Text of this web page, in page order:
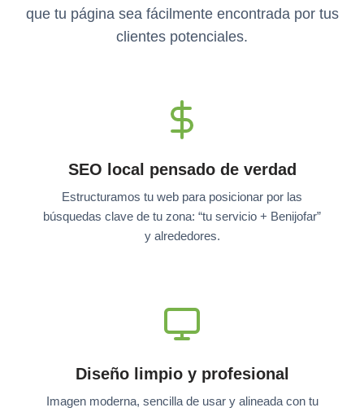
que tu página sea fácilmente encontrada por tus
clientes potenciales.
SEO local pensado de verdad
Estructuramos tu web para posicionar por las
búsquedas clave de tu zona: “tu servicio + Benijofar”
y alrededores.
Diseño limpio y profesional
Imagen moderna, sencilla de usar y alineada con tu